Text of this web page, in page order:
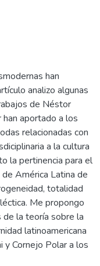
han
analizo algunas
de Néstor
han aportado a los
relacionadas con
a la cultura
la pertinencia para el
América Latina de
totalidad
Me propongo
la teoría sobre la
latinoamericana
y Cornejo Polar a los